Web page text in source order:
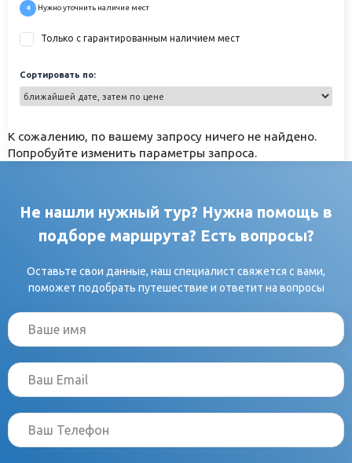
4 Нужно уточнить наличие мест
Только с гарантированным наличием мест
Сортировать по:
К сожалению, по вашему запросу ничего не найдено.
Попробуйте изменить параметры запроса.
Не нашли нужный тур? Нужна помощь в
подборе маршрута? Есть вопросы?
Оставьте свои данные, наш специалист свяжется с вами,
поможет подобрать путешествие и ответит на вопросы